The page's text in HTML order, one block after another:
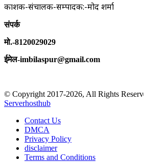
प्रकाशक-संचालक-सम्पादक:-प्रमोद शर्मा
संपर्क
मो.-8120029029
ईमेल-imbilaspur@gmail.com
© Copyright 2017-2026, All Rights
Serverhosthub
Contact Us
DMCA
Privacy Policy
disclaimer
Terms and Conditions